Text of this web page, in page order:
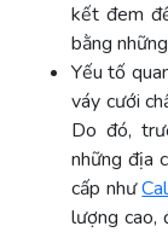
kết đem
bằng
Yếu tố
váy cưới
Do đó,
những địa
cấp như
lượng cao,